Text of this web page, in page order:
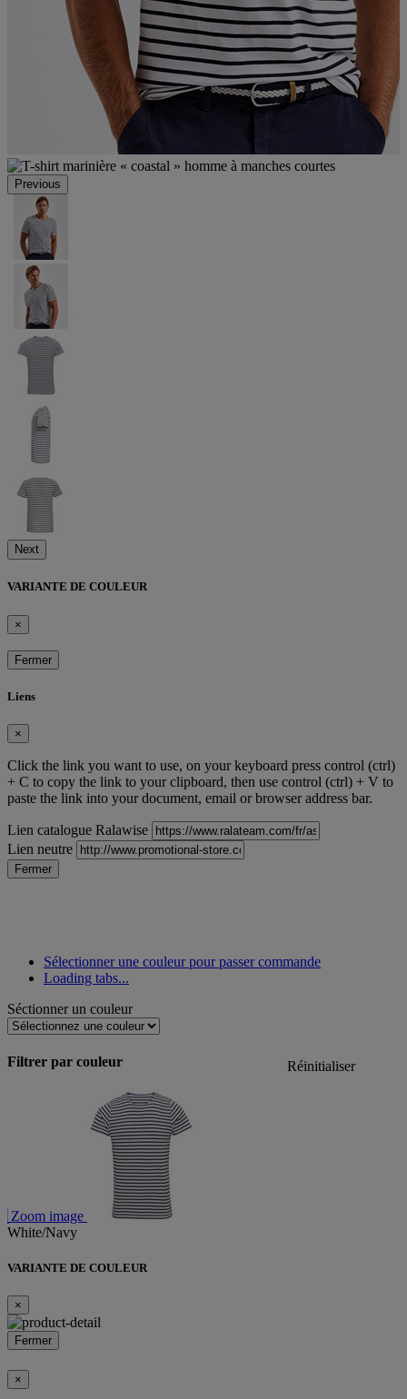
Previous
Next
VARIANTE DE COULEUR
×
Fermer
Liens
×
Click the link you want to use, on your keyboard press control (ctrl)
+ C to copy the link to your clipboard, then use control (ctrl) + V to
paste the link into your document, email or browser address bar.
Lien catalogue Ralawise
Lien neutre
Fermer
Sélectionner une couleur pour passer commande
Loading tabs...
Séctionner un couleur
Filtrer par couleur Réinitialiser
Zoom image
White/Navy
VARIANTE DE COULEUR
×
Fermer
×